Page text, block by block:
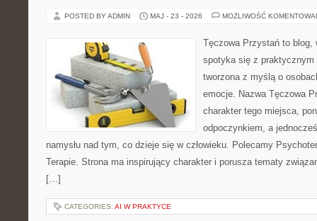
POSTED BY ADMIN MAJ - 23 - 2026 MOŻLIWOŚĆ
Tęczowa Przystań to
spotyka się z praktycznym
tworzona z myślą o
emocje. Nazwa Tęczowa
charakter tego miejsca,
odpoczynkiem, a
namysłu nad tym, co dzieje się w człowieku. Polecamy
Terapie. Strona ma inspirujący charakter i porusza tematy
[…]
CATEGORIES: AI W PRAKTYCE